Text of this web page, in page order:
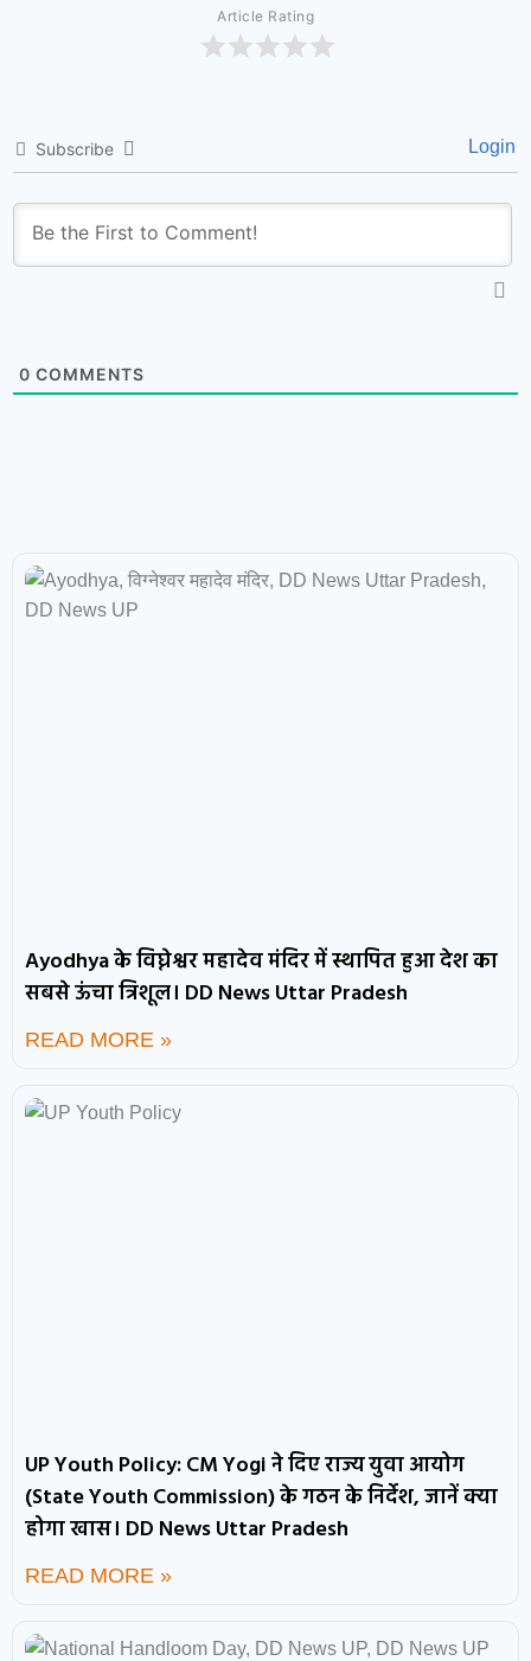
Article Rating
Subscribe Login
0 COMMENTS
Ayodhya के विघ्नेश्वर महादेव मंदिर में स्थापित हुआ देश का
सबसे ऊंचा त्रिशूल। DD News Uttar Pradesh
READ MORE »
UP Youth Policy: CM Yogi ने दिए राज्य युवा आयोग
(State Youth Commission) के गठन के निर्देश, जानें क्या
होगा खास। DD News Uttar Pradesh
READ MORE »